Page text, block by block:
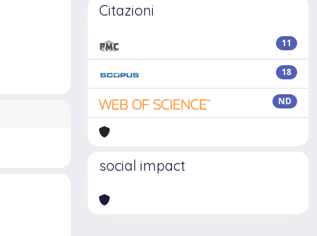
Citazioni
11
18
ND
social impact